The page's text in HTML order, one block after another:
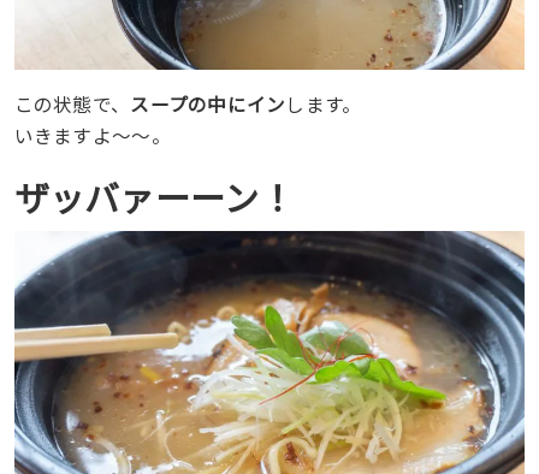
この状態で、 スープの中にインします。
いきますよ〜〜。
ザッバァーーン！